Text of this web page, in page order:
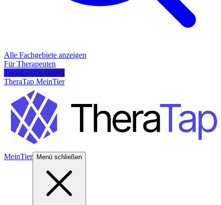
Alle Fachgebiete anzeigen
Für Therapeuten
Therapeuten finden
TheraTap MeinTier
MeinTier Menü schließen